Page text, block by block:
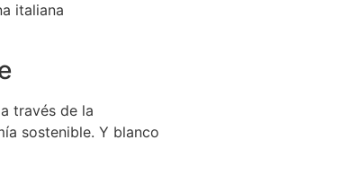
italiana
través de la
sostenible. Y blanco